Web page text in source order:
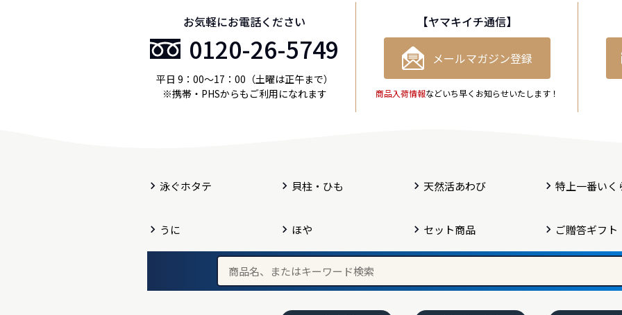
お気軽にお電話ください
0120-26-5749
平日 9：00〜17：00（土曜は正午まで）
※携帯・PHSからもご利用になれます
【ヤマキイチ通信】
メールマガジン登録
商品入荷情報などいち早くお知らせいたします！
泳ぐホタテ 貝柱・ひも 天然活あわび 特上一番いく
うに ほや セット商品 ご贈答ギフト